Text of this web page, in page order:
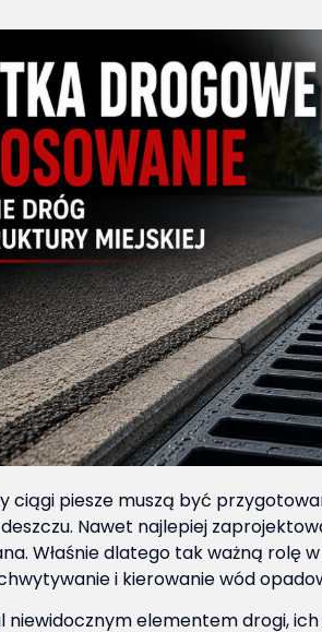
ciągi piesze muszą być
Nawet najlepiej
Właśnie dlatego tak ważną
i kierowanie wód
elementem drogi,